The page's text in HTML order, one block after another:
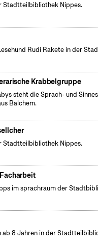
Stadtteilbibliothek Nippes.
Rudi Rakete in der
Krabbelgruppe
steht die Sprach- und
Balchem.
Stadtteilbibliothek Nippes.
im sprachraum der
ab 8 Jahren in der